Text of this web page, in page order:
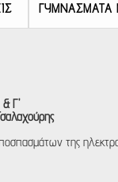
ΓΥΜΝΑΣΜΑΤΑ
& Γ'
της